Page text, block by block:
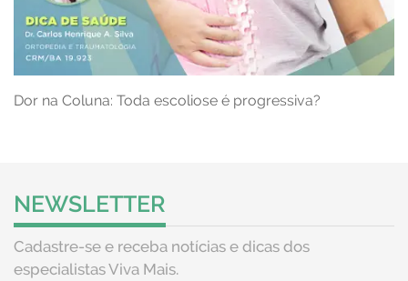
Dor na Coluna: Toda escoliose é progressiva?
NEWSLETTER
Cadastre-se e receba notícias e dicas dos
especialistas Viva Mais.